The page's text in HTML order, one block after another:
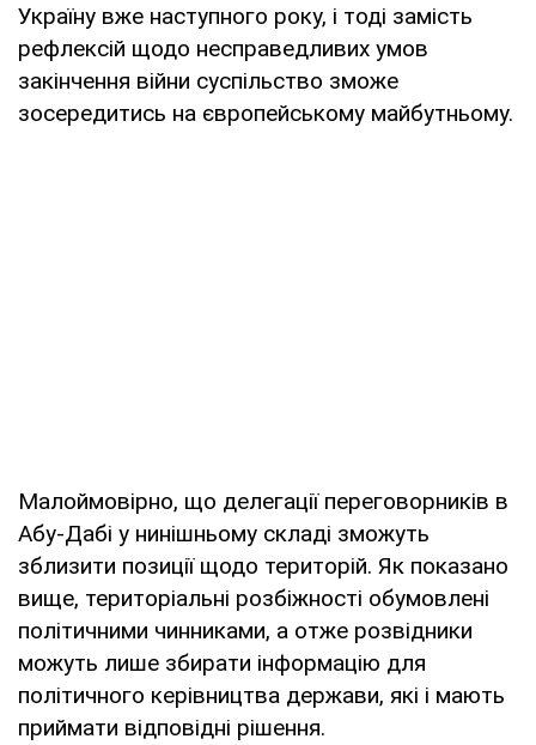
Україну вже наступного року, і тоді замість
рефлексій щодо несправедливих умов
закінчення війни суспільство зможе
зосередитись на європейському майбутньому.
Малоймовірно, що делегації переговорників в
Абу-Дабі у нинішньому складі зможуть
зблизити позиції щодо територій. Як показано
вище, територіальні розбіжності обумовлені
політичними чинниками, а отже розвідники
можуть лише збирати інформацію для
політичного керівництва держави, які і мають
приймати відповідні рішення.